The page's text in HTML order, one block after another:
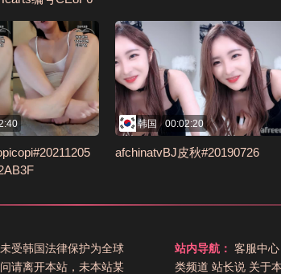
韩国 00:02:20
afchinatvBJ皮秋#20190726
受韩国法律保护为全球
请离开本站，未本站某
站内导航： 客服中心
类频道 站长说 关于